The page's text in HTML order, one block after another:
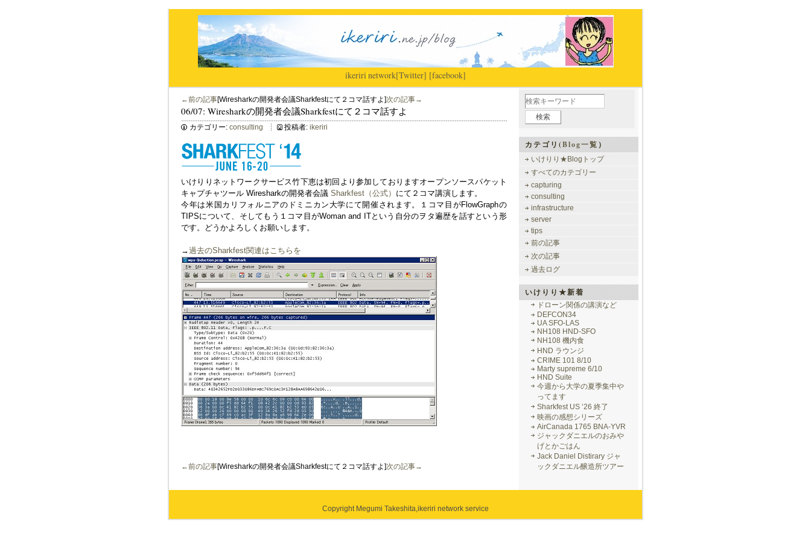
ikeriri|network[Twitter] [facebook]
←前の記事[Wiresharkの開発者会議Sharkfestにて２コマ話すよ]次の記事→
06/07: Wiresharkの開発者会議Sharkfestにて２コマ話すよ
カテゴリー: consulting 投稿者: ikeriri
いけりりネットワークサービス竹下恵は初回より参加しておりますオープンソースパケット
キャプチャツール Wiresharkの開発者会議 Sharkfest（公式） にて２コマ講演します。
今年は米国カリフォルニアのドミニカン大学にて開催されます。１コマ目がFlowGraphの
TIPSについて、そしてもう１コマ目がWoman and ITという自分のヲタ遍歴を話すという形
です。どうかよろしくお願いします。
→過去のSharkfest関連はこちらを
←前の記事[Wiresharkの開発者会議Sharkfestにて２コマ話すよ]次の記事→
カテゴリ(Blog一覧）
いけりり★Blogトップ
すべてのカテゴリー
capturing
consulting
infrastructure
server
tips
前の記事
次の記事
過去ログ
いけりり★新着
ドローン関係の講演など
DEFCON34
UA SFO-LAS
NH108 HND-SFO
NH108 機内食
HND ラウンジ
CRIME 101 8/10
Marty supreme 6/10
HND Suite
今週から大学の夏季集中や
ってます
Sharkfest US ‘26 終了
映画の感想シリーズ
AirCanada 1765 BNA-YVR
ジャックダニエルのおみや
げとかごはん
Jack Daniel Distirary ジャ
ックダニエル醸造所ツアー
Copyright Megumi Takeshita,ikeriri network service